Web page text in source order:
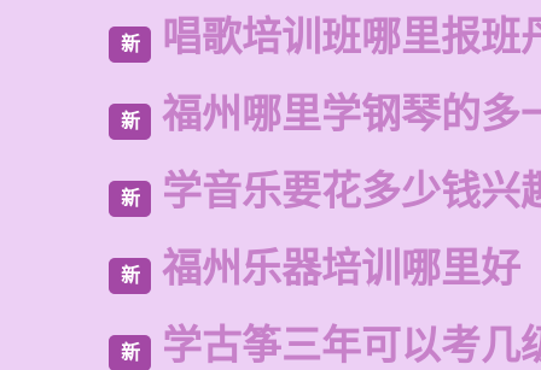
新 唱歌培训班哪里报班
新 福州哪里学钢琴的多
新 学音乐要花多少钱兴
新 福州乐器培训哪里好
新 学古筝三年可以考几